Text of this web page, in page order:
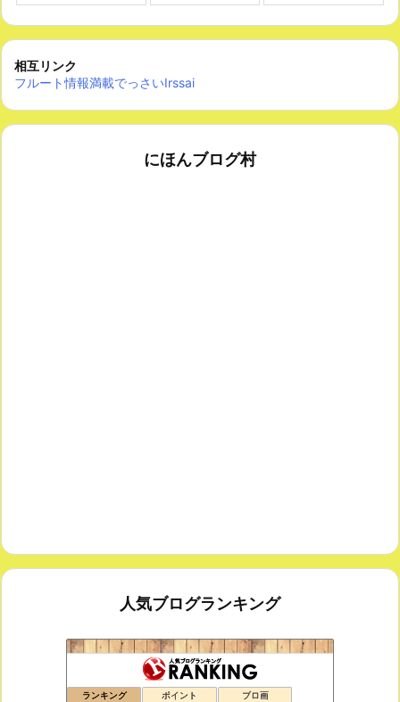
相互リンク
フルート情報満載でっさいIrssai
にほんブログ村
人気ブログランキング
ランキング ポイント ブロ画
鑑賞空間・忘れられない作品